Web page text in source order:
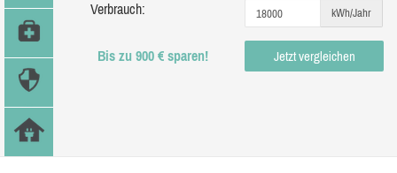
Verbrauch: kWh/Jahr
Bis zu 900 € sparen! Jetzt vergleichen